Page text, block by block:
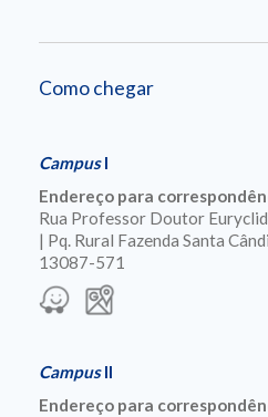
Como chegar
CampusI
Endereço para
Rua Professor Doutor
| Pq. Rural Fazenda Santa
13087-571
CampusII
Endereço para